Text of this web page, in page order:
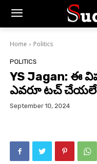
Home Politics
POLITICS
YS Jagan: ఈ
ఎవరూ టచ్
September 10, 2024